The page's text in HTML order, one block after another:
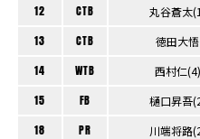
12 CTB 丸谷蒼太
13 CTB 徳田大悟
14 WTB 西村仁(4)
15 FB 樋口昇吾
18 PR 川端将路